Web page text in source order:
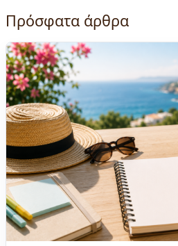
Πρόσφατα άρθρα